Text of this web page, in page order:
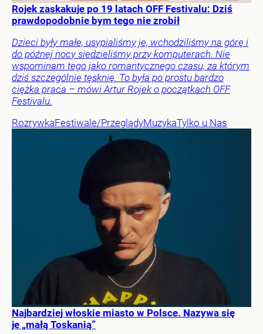
Rojek zaskakuje po 19 latach OFF Festivalu: Dziś
prawdopodobnie bym tego nie zrobił
Dzieci były małe, usypialiśmy je, wchodziliśmy na górę i
do późnej nocy siedzieliśmy przy komputerach. Nie
wspominam tego jako romantycznego czasu, za którym
dziś szczególnie tęsknię. To była po prostu bardzo
ciężka praca – mówi Artur Rojek o początkach OFF
Festivalu.
RozrywkaFestiwale/PrzeglądyMuzykaTylko u Nas
Najbardziej włoskie miasto w Polsce. Nazywa się
je „małą Toskanią”